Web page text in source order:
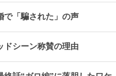
で「騙された」の声
ドシーン称賛の理由